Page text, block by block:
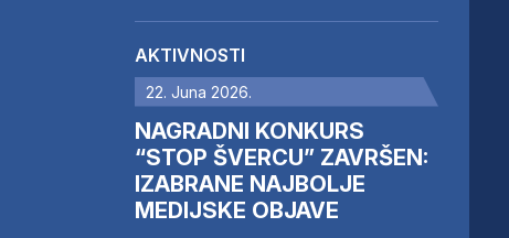
AKTIVNOSTI
22. Juna 2026.
NAGRADNI KONKURS
“STOP ŠVERCU” ZAVRŠEN:
IZABRANE NAJBOLJE
MEDIJSKE OBJAVE